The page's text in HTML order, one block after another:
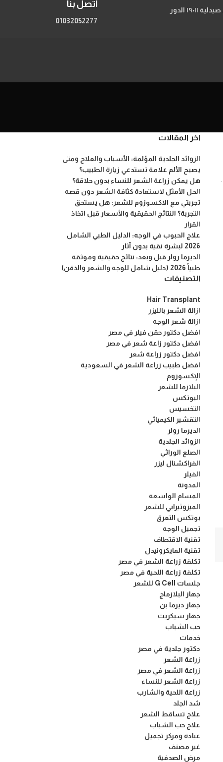
206 شارع الحجاز مصر الجديدة اعلي صيدلية ١٩٠١١ الدور
اتصل بنا
01032052277
اخر المقالات
الزوائد الجلدية المؤلمة: الأسباب والعلاج ومتى
يصبح الألم علامة تستدعي زيارة الطبيب؟
هل يمكن زراعة الشعر للنساء بدون حلاقة؟
الحل الأمثل لاستعادة كثافة الشعر دون قصه
تجربتي مع الاكسوزوم للشعر: هل يستحق
التجربة؟ النتائج الحقيقية والأسعار قبل اتخاذ
القرار
علاج الحبوب في الوجه: الدليل الطبي الشامل
2026 لبشرة نقية بدون آثار
الديرما رولر قبل وبعد: نتائج حقيقية وموثقة
طبياً 2026 (دليل شامل للوجه والشعر والذقن)
التصنيفات
Hair Transplant
ازالة الشعر بالليزر
ازالة شعر الوجه
افضل دكتور حقن فيلر في مصر
افضل دكتور زاعة شعر في مصر
افضل دكتور زراعة شعر
افضل طبيب زراعة الشعر في السعودية
الإكسوزوم
البلازما للشعر
البوتكس
التخسيس
التقشير الكيميائي
الديرما رولر
الزوائد الجلدية
الصلع الوراثي
الفراكشنال ليزر
الفيلر
المدونة
المسام الواسعة
الميزوثيرابي للشعر
بوتكس التعرق
تجميل الوجه
تقنية الاقتطاف
تقنية المايكرونيدل
تكلفة زراعة الشعر في مصر
تكلفة زراعة اللحية في مصر
جلسات G Cell للشعر
جهاز البلازماج
جهاز ديرما بن
جهاز سيكريت
حب الشباب
خدمات
دكتور جلدية في مصر
زراعة الشعر
زراعة الشعر في مصر
زراعة الشعر للنساء
زراعة اللحية والشارب
شد الجلد
علاج تساقط الشعر
علاج حب الشباب
عيادة ومركز تجميل
غير مصنف
مرض الصدفية